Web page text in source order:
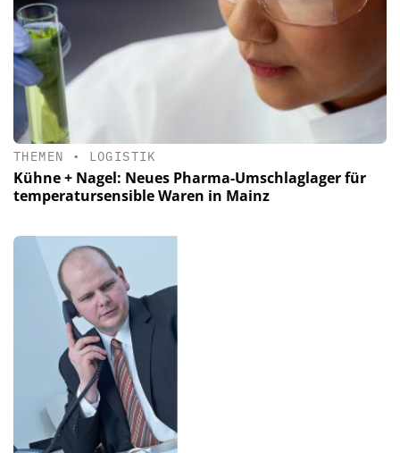
THEMEN • LOGISTIK
Kühne + Nagel: Neues Pharma-Umschlaglager für
temperatursensible Waren in Mainz